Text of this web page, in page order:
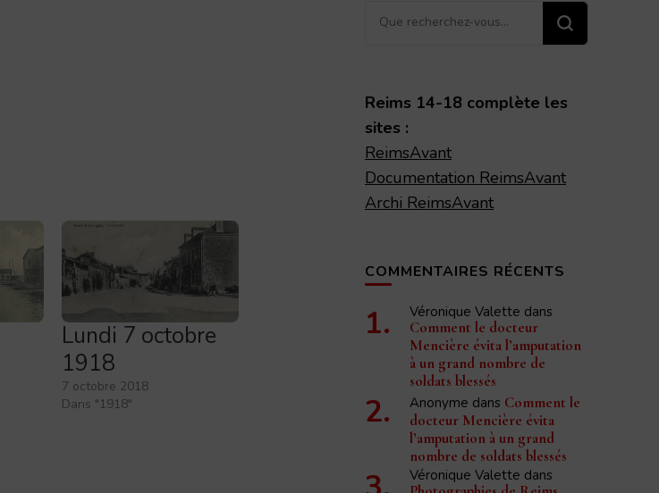
Lundi 7 octobre
1918
7 octobre 2018
Dans "1918"
Vous
Reims 14-18 complète les
sites :
ReimsAvant
Documentation ReimsAvant
Archi ReimsAvant
COMMENTAIRES RÉCENTS
Véronique Valette dans
Comment le docteur
Mencière évita l’amputation
à un grand nombre de
soldats blessés
Anonyme dans Comment le
docteur Mencière évita
l’amputation à un grand
nombre de soldats blessés
Véronique Valette dans